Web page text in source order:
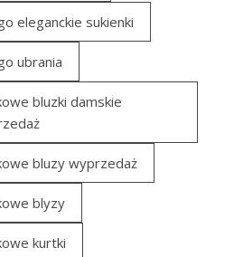
eleganckie sukienki
ubrania
bluzki damskie
bluzy wyprzedaż
blyzy
kurtki